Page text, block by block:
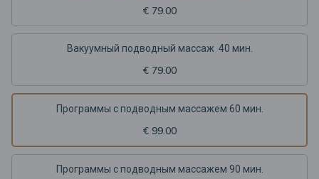
€ 79.00
Вакуумный подводный массаж 40 мин.
€ 79.00
Программы с подводным массажем 60 мин.
€ 99.00
Программы с подводным массажем 90 мин.